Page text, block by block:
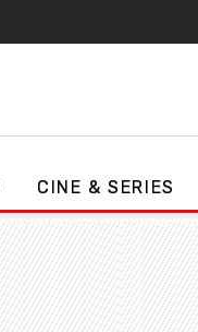
CINE & SERIES